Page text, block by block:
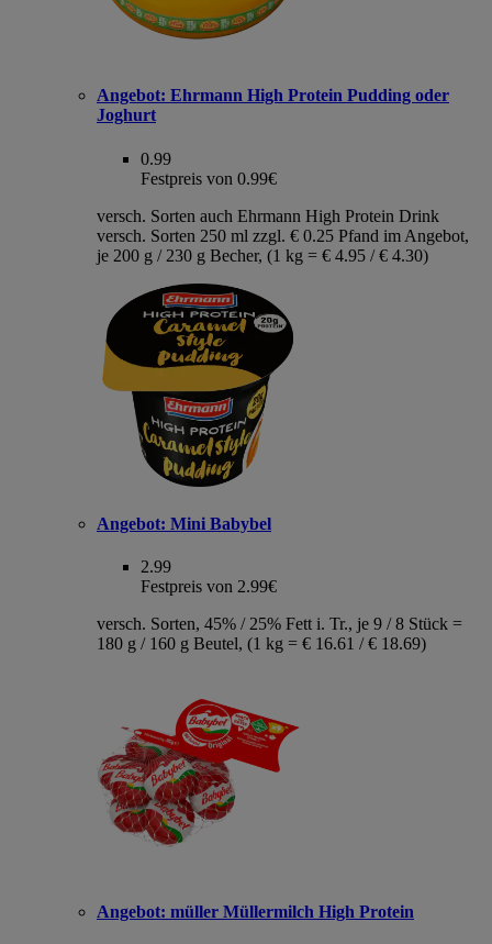
Angebot: Ehrmann High Protein Pudding oder
Joghurt
0.99
Festpreis von 0.99€
versch. Sorten auch Ehrmann High Protein Drink
versch. Sorten 250 ml zzgl. € 0.25 Pfand im Angebot,
je 200 g / 230 g Becher, (1 kg = € 4.95 / € 4.30)
Angebot: Mini Babybel
2.99
Festpreis von 2.99€
versch. Sorten, 45% / 25% Fett i. Tr., je 9 / 8 Stück =
180 g / 160 g Beutel, (1 kg = € 16.61 / € 18.69)
Angebot: müller Müllermilch High Protein